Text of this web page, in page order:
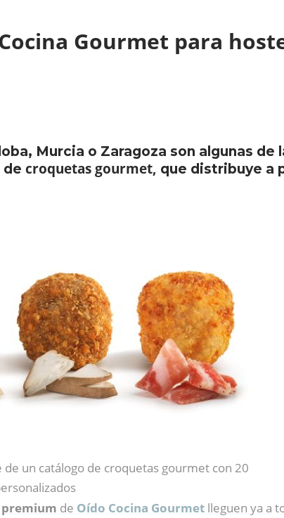
Gourmet para
Murcia o Zaragoza son algunas de
de croquetas gourmet, que distribuye a
de un catálogo de croquetas gourmet con 20
de Oído Cocina Gourmet lleguen ya a